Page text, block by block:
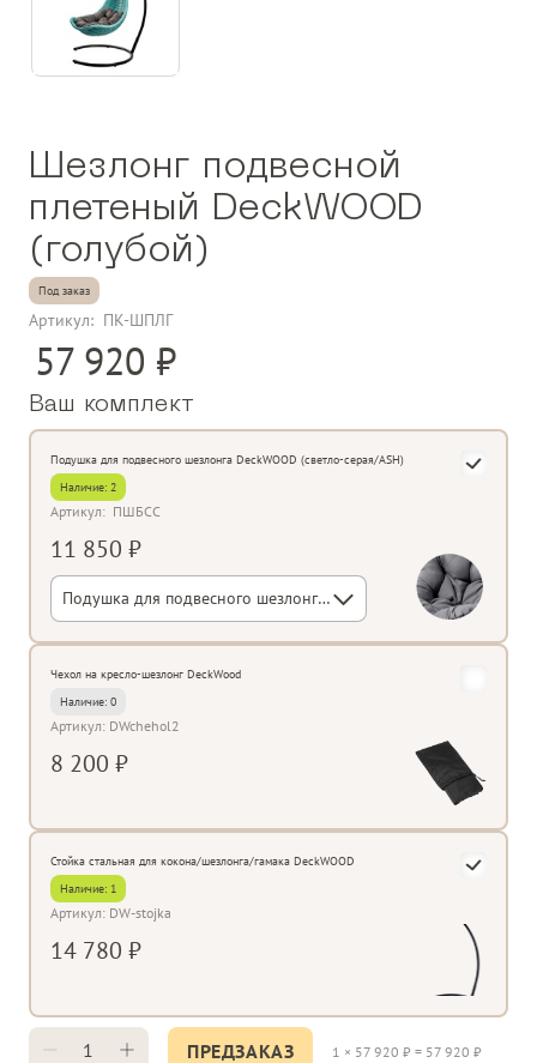
Шезлонг подвесной
плетеный DeckWOOD
(голубой)
Под заказ
Артикул: ПК-ШПЛГ
57 920
Ваш комплект
Подушка для подвесного шезлонга DeckWOOD (светло-серая/ASH)
Наличие: 2
Артикул: ПШБСС
11 850 ₽
Подушка для подвесного шезлонга DeckWOOD (светло-серая/ASH)
Чехол на кресло-шезлонг DeckWood
Наличие: 0
Артикул: DWchehol2
8 200 ₽
Стойка стальная для кокона/шезлонга/гамака DeckWOOD
Наличие: 1
Артикул: DW-stojka
14 780 ₽
ПРЕДЗАКАЗ 1 × 57 920 ₽ = 57 920 ₽